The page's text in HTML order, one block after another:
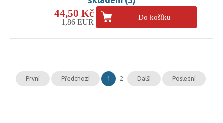
44,50 Kč
1,86 EUR
Do košíku
První Předchozí 1 2 Další Poslední